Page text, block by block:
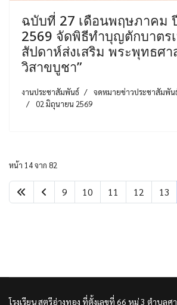
ฉบับที่ 27 เดือนพฤษภาคม
2569 จัดพิธีทำบุญตักบาตร
สัปดาห์ส่งเสริม พระพุทธศา
วิสาขบูชา”
งานประชาสัมพันธ์
จดหมายข่าวประชาสัมพัน
02 มิถุนายน 2569
หน้า 14 จาก 82
9 10 11 12 13
โรงเรียน สตรีอ่างทอง ที่ตั้งเลขที่ 66 หมู่ 3 ตำบลศ